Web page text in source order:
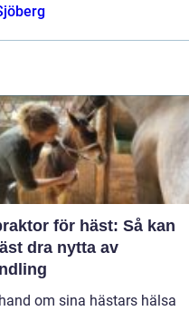
för häst: Så kan
dra nytta av
om sina hästars hälsa